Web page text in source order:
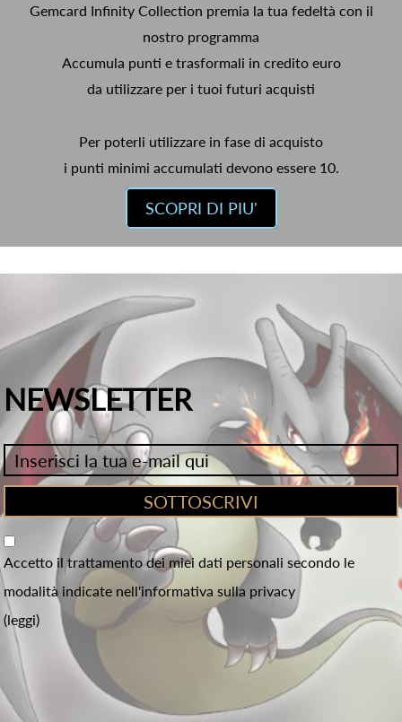
Gemcard Infinity Collection premia la tua fedeltà con il
nostro programma
Accumula punti e trasformali in credito euro
da utilizzare per i tuoi futuri acquisti
Per poterli utilizzare in fase di acquisto
i punti minimi accumulati devono essere 10.
SCOPRI DI PIU'
NEWSLETTER
Accetto il trattamento dei miei dati personali secondo le
modalità indicate nell'informativa sulla privacy
(leggi)